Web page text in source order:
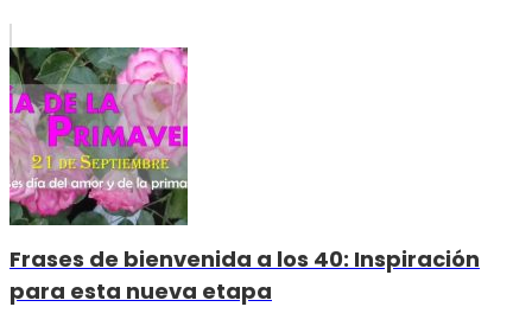
Frases de bienvenida a los 40: Inspiración
para esta nueva etapa